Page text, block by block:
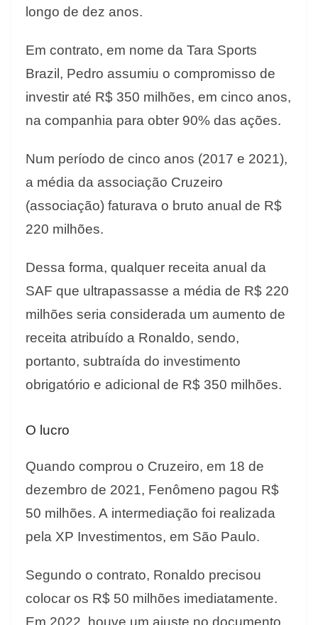
longo de dez anos.
Em contrato, em nome da Tara Sports
Brazil, Pedro assumiu o compromisso de
investir até R$ 350 milhões, em cinco anos,
na companhia para obter 90% das ações.
Num período de cinco anos (2017 e 2021),
a média da associação Cruzeiro
(associação) faturava o bruto anual de R$
220 milhões.
Dessa forma, qualquer receita anual da
SAF que ultrapassasse a média de R$ 220
milhões seria considerada um aumento de
receita atribuído a Ronaldo, sendo,
portanto, subtraída do investimento
obrigatório e adicional de R$ 350 milhões.
O lucro
Quando comprou o Cruzeiro, em 18 de
dezembro de 2021, Fenômeno pagou R$
50 milhões. A intermediação foi realizada
pela XP Investimentos, em São Paulo.
Segundo o contrato, Ronaldo precisou
colocar os R$ 50 milhões imediatamente.
Em 2022, houve um ajuste no documento.